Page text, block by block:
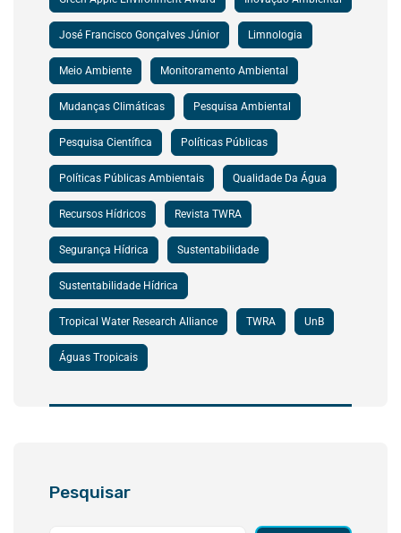
José Francisco Gonçalves Júnior Limnologia
Meio Ambiente Monitoramento Ambiental
Mudanças Climáticas Pesquisa Ambiental
Pesquisa Científica Políticas Públicas
Políticas Públicas Ambientais Qualidade Da Água
Recursos Hídricos Revista TWRA
Segurança Hídrica Sustentabilidade
Sustentabilidade Hídrica
Tropical Water Research Alliance TWRA UnB
Águas Tropicais
Pesquisar